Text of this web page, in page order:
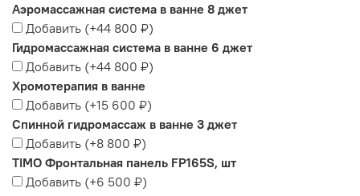
Аэромассажная система в ванне 8 джет
Добавить (+44 800 ₽)
Гидромассажная система в ванне 6 джет
Добавить (+44 800 ₽)
Хромотерапия в ванне
Добавить (+15 600 ₽)
Спинной гидромассаж в ванне 3 джет
Добавить (+8 800 ₽)
TIMO Фронтальная панель FP165S, шт
Добавить (+6 500 ₽)